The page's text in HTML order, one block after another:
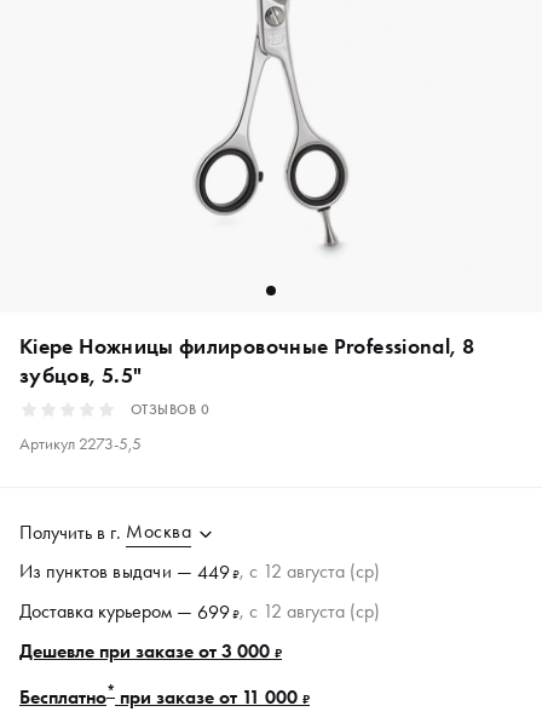
Kiepe Ножницы филировочные Professional, 8
зубцов, 5.5"
ОТЗЫВОВ 0
Артикул 2273-5,5
Получить в г. Москва
Из пунктов выдачи — 449₽, c 12 августа (ср)
Доставка курьером — 699₽, c 12 августа (ср)
Дешевле при заказе от 3 000 ₽
Бесплатно* при заказе от 11 000 ₽